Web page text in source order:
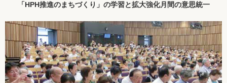
「HPH推進のまちづくり」の学習と拡大強化月間の意思統一